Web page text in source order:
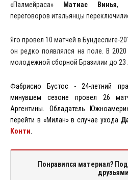
«Палмейраса»
Матиас Винья,
переговоров итальянцы
Яго провел 10 матчей в Бундеслиге-
он редко появлялся на поле. В
молодежной сборной Бразилии до 23
Фабрисио Бустос - 24-летний
минувшем сезоне провел 26
Аргентины. Обладатель
перейти в «Милан» в случае ухода
Конти
Понравился материал?